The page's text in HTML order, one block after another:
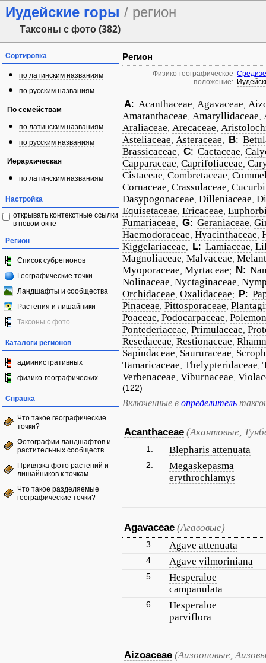
Иудейские горы / регион
Таксоны с фото (382)
Сортировка
по латинским названиям
по русским названиям
По семействам
по латинским названиям
по русским названиям
Иерархическая
по латинским названиям
Настройка
открывать контекстные ссылки
в новом окне
Регион
Список субрегионов
Географические точки
Ландшафты и сообщества
Растения и лишайники
Таксоны с фото
Каталоги регионов
административных
физико-географических
Справка
Что такое географические
точки?
Фотографии ландшафтов и
растительных сообществ
Привязка фото растений и
лишайников к точкам
Что такое разделяемые
географические точки?
Регион
Физико-географическое
положение:
A: Acanthaceae Agavaceae
Amaranthaceae Amaryllidaceae
Araliaceae Arecaceae
Asteliaceae Asteraceae; B:
Brassicaceae; C: Cactaceae
Capparaceae Caprifoliaceae
Cistaceae Combretaceae
Cornaceae Crassulaceae
Dasypogonaceae Dilleniaceae
Equisetaceae Ericaceae
Fumariaceae; G: Geraniaceae
Haemodoraceae Hyacinthaceae
Kiggelariaceae; L: Lamiaceae
Magnoliaceae Malvaceae
Myoporaceae Myrtaceae; N:
Nolinaceae Nyctaginaceae
Orchidaceae Oxalidaceae; P:
Pinaceae Pittosporaceae
Poaceae Podocarpaceae
Pontederiaceae Primulaceae
Resedaceae Restionaceae
Sapindaceae Saururaceae
Tamaricaceae Thelypteridaceae
Verbenaceae Viburnaceae
(122)
Включенные в определитель
Acanthaceae (Акантовые,
1. Blepharis attenuata
2.
Megaskepasma
erythrochlamys
Agavaceae (Агавовые)
3. Agave attenuata
4. Agave vilmoriniana
5.
Hesperaloe
campanulata
6.
Hesperaloe
parviflora
Aizoaceae (Аизооновые,